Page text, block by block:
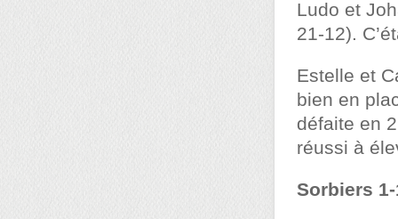
Ludo et
21-12).
Estelle et
bien en
défaite en
réussi à
Sorbiers